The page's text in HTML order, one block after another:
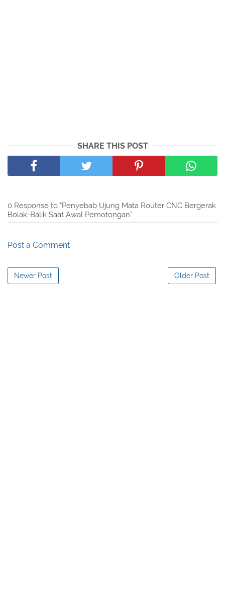
SHARE THIS POST
0 Response to "Penyebab Ujung Mata Router CNC Bergerak
Bolak-Balik Saat Awal Pemotongan"
Post a Comment
Newer Post Older Post